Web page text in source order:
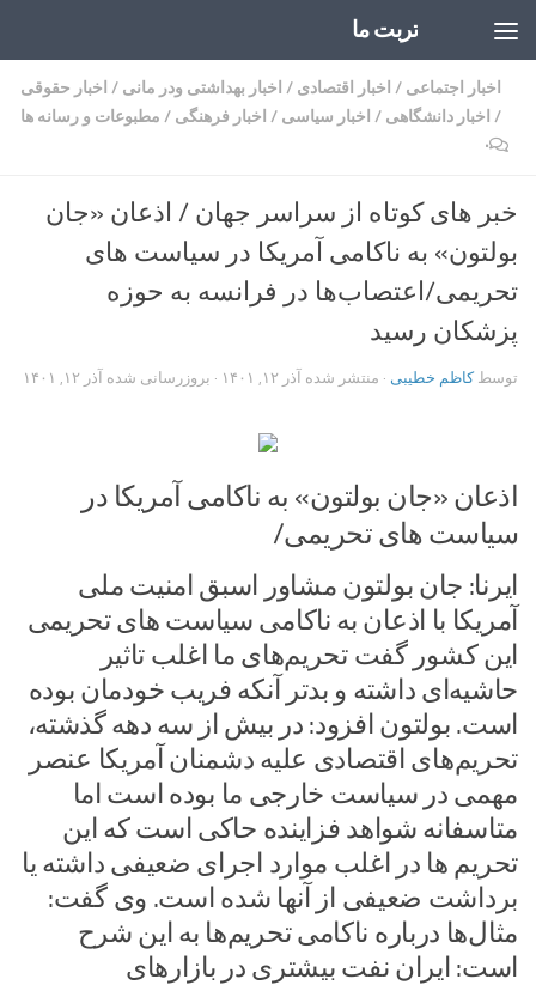
تربت ما
اخبار اجتماعی / اخبار اقتصادی / اخبار بهداشتی ودر مانی / اخبار حقوقی
/ اخبار دانشگاهی / اخبار سیاسی / اخبار فرهنگی / مطبوعات و رسانه ها
۰
خبر های کوتاه از سراسر جهان / اذعان «جان
بولتون» به ناکامی آمریکا در سیاست های
تحریمی/اعتصاب‌ها در فرانسه به حوزه
پزشکان رسید
توسطکاظم خطیبی · منتشر شده آذر ۱۲, ۱۴۰۱ · بروزرسانی شده آذر ۱۲, ۱۴۰۱
اذعان «جان بولتون» به ناکامی آمریکا در
سیاست های تحریمی/
ایرنا: جان بولتون مشاور اسبق امنیت ملی
آمریکا با اذعان به ناکامی سیاست های تحریمی
این کشور گفت تحریم‌های ما اغلب تاثیر
حاشیه‌ای داشته و بدتر آنکه فریب خودمان بوده
است. بولتون افزود: در بیش از سه دهه گذشته،
تحریم‌های اقتصادی علیه دشمنان آمریکا عنصر
مهمی در سیاست خارجی ما بوده است اما
متاسفانه شواهد فزاینده حاکی است که این
تحریم ها در اغلب موارد اجرای ضعیفی داشته یا
برداشت ضعیفی از آنها شده است. وی گفت:
مثال‌ها درباره ناکامی تحریم‌ها به این شرح
است: ایران نفت بیشتری در بازارهای